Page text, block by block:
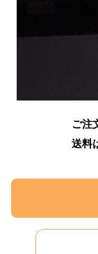
ご注
送料